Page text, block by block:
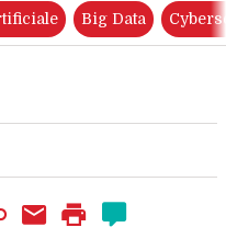
Big Data